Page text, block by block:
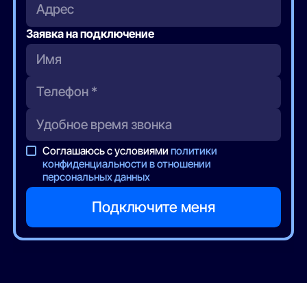
Адрес
Заявка на подключение
Соглашаюсь с условиямиполитики
конфиденциальности в отношении
персональных данных